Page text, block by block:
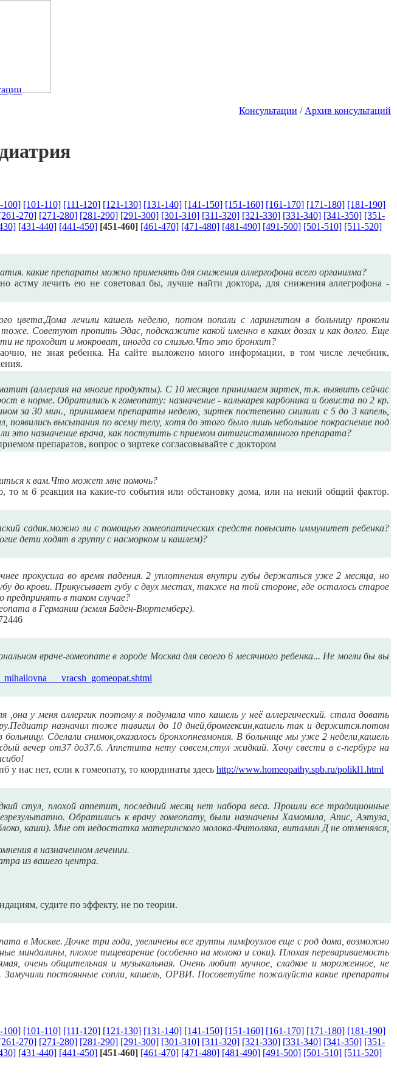
Консультации / Архив консультаций
100] [101-110] [111-120] [121-130] [131-140] [141-150] [151-160] [161-170] [171-180] [181-190]
270] [271-280] [281-290] [291-300] [301-310] [311-320] [321-330] [331-340] [341-350] [351-
[431-440] [441-450] [451-460] [461-470] [471-480] [481-490] [491-500] [501-510] [511-520]
какие препараты можно применять для снижения аллергофона всего организма?
астму лечить ею не советовал бы, лучше найти доктора, для снижения аллегрофона -
цвета.Дома лечили кашель неделю, потом попали с ларингитом в больницу проколи
Советуют пропить Эдас, подскажите какой именно в каких дозах и как долго. Еще
не проходит и мокроват, иногда со слизью.Что это бронхит?
не зная ребенка. На сайте выложено много информации, в том числе лечебник,
(аллергия на многие продукты). С 10 месяцев принимаем зиртек, т.к. выявить сейчас
в норме. Обратились к гомеопату: назначение - калькарея карбоника и бовиста по 2 кр.
за 30 мин., принимаем препараты неделю, зиртек постепенно снизили с 5 до 3 капель,
появились высыпания по всему телу, хотя до этого было лишь небольшое покраснение под
это назначение врача, как поступить с приемом антигистаминного препарата?
препаратов, вопрос о зиртеке согласовывайте с доктором
к вам.Что может мне помочь?
то м б реакция на какие-то события или обстановку дома, или на некий общий фактор.
садик.можно ли с помощью гомеопатических средств повысить иммунитет ребенка?
дети ходят в группу с насморкoм и кашлем)?
прокусила во время падения. 2 уплотнения внутри губы держаться уже 2 месяца, но
до крови. Прикусывает губу с двух местах, также на той стороне, где осталось старое
предпринять в таком случае?
в Германии (земля Баден-Вюртемберг).
враче-гомеопате в городе Москва для своего 6 месячного ребенка... Не могли бы вы
у меня аллергик поэтому я подумала что кашель у неё аллергический. стала довать
назначил тоже тавигил до 10 дней,бромгексин,кашель так и держится.потом
Сделали снимок,оказалось бронхопневмония. В больнице мы уже 2 недели,кашель
вечер от37 до37.6. Аппетита нету совсем,стул жидкий. Хочу свести в с-пербург на
нас нет, если к гомеопату, то координаты здесь http://www.homeopathy.spb.ru/polikl1.html
стул, плохой аппетит, последний месяц нет набора веса. Прошли все традиционные
Обратились к врачу гомеопату, были назначены Хамомила, Апис, Аэтуза,
каши). Мне от недостатка материнского молока-Фитоляка, витамин Д не отменялся,
в назначенном лечении.
из вашего центра.
судите по эффекту, не по теории.
в Москве. Дочке три года, увеличены все группы лимфоузлов еще с род дома, возможно
миндалины, плохое пищеварение (особенно на молоко и соки). Плохая перевариваемость
очень общительная и музыкальная. Очень любит мучное, сладкое и мороженное, не
постоянные сопли, кашель, ОРВИ. Посоветуйте пожалуйста какие препараты
100] [101-110] [111-120] [121-130] [131-140] [141-150] [151-160] [161-170] [171-180] [181-190]
270] [271-280] [281-290] [291-300] [301-310] [311-320] [321-330] [331-340] [341-350] [351-
[431-440] [441-450] [451-460] [461-470] [471-480] [481-490] [491-500] [501-510] [511-520]